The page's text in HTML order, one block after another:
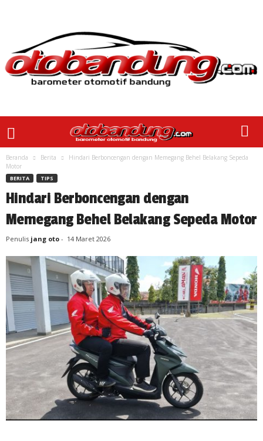
Beranda Berita
Hindari Berboncengan dengan Memegang Behel Belakang Sepeda
Motor
BERITA TIPS
Hindari Berboncengan dengan
Memegang Behel Belakang Sepeda Motor
Penulis jang oto - 14 Maret 2026